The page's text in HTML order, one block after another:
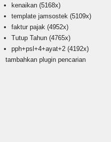
kenaikan (5168x)
template jamsostek (5109x)
faktur pajak (4952x)
Tutup Tahun (4765x)
pph+psl+4+ayat+2 (4192x)
tambahkan plugin pencarian